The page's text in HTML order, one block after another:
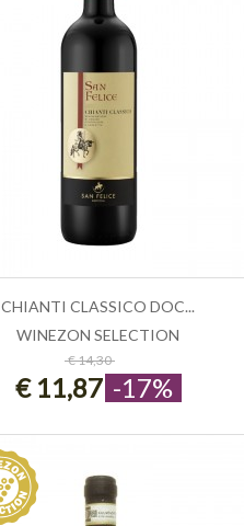
ESAURITO
CHIANTI CLASSICO DOC...
WINEZON SELECTION
€ 14,30
€ 11,87 -17%